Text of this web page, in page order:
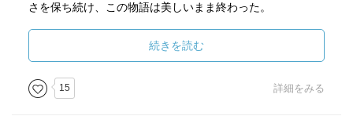
さを保ち続け、この物語は美しいまま終わった。
続きを読む
15 詳細をみる